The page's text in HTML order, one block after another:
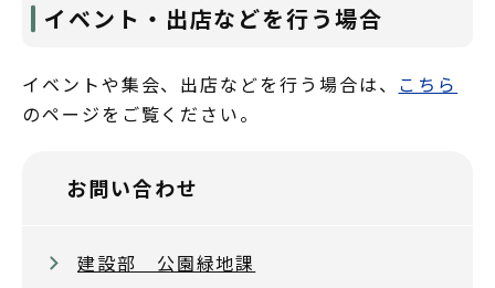
イベント・出店などを行う場合
イベントや集会、出店などを行う場合は、 こちら
のページをご覧ください。
お問い合わせ
建設部 公園緑地課